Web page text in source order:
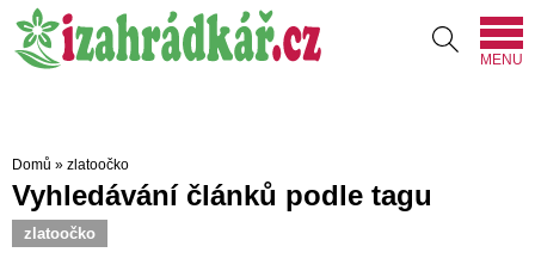
MENU
Domů » zlatoočko
Vyhledávání článků podle tagu
zlatoočko